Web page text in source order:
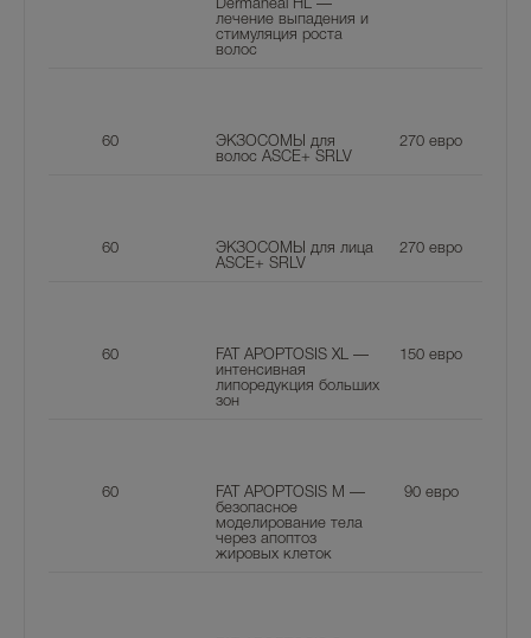
Dermaheal HL —
лечение выпадения и
стимуляция роста
волос
60
ЭКЗОСОМЫ для
волос ASCE+ SRLV
270 евро
60
ЭКЗОСОМЫ для лица
ASCE+ SRLV
270 евро
60
FAT APOPTOSIS XL —
интенсивная
липоредукция больших
зон
150 евро
60
FAT APOPTOSIS M —
безопасное
моделирование тела
через апоптоз
жировых клеток
90евро